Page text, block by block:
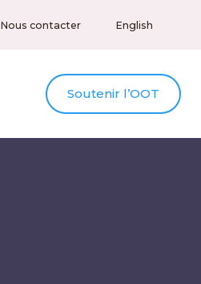
Nous contacter English
Soutenir l’OOT